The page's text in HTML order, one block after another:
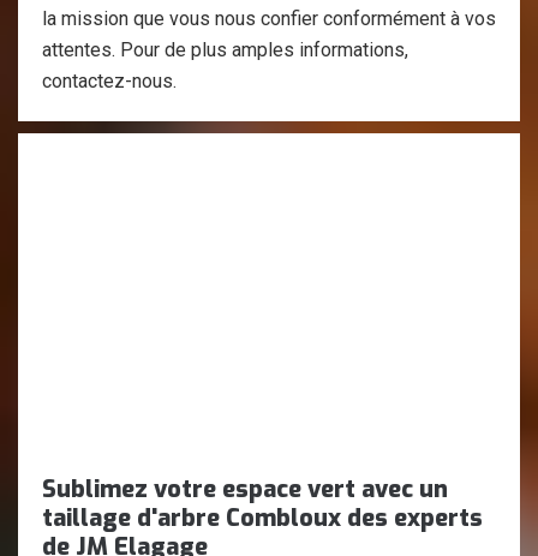
la mission que vous nous confier conformément à vos
attentes. Pour de plus amples informations,
contactez-nous.
Sublimez votre espace vert avec un
taillage d'arbre Combloux des experts
de JM Elagage